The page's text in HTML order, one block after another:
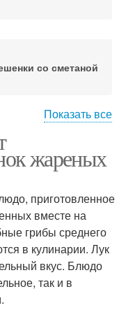
со сметаной
Вешенки на зиму
Вешенки без
добавления
Показать все
жареных
приготовленное
вместе на
грибы среднего
в кулинарии. Лук
вкус. Блюдо
так и в